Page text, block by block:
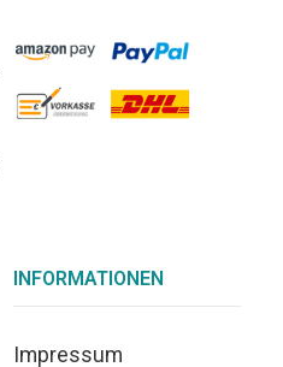
INFORMATIONEN
Impressum